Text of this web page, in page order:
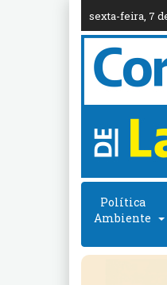
sexta-feira, 7
Política
Ambiente